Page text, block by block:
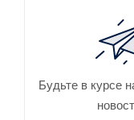
Будьте в курсе